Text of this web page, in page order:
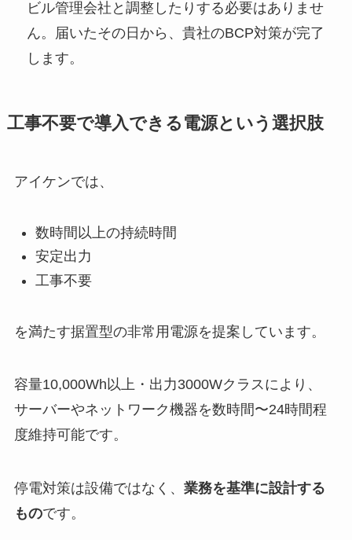
ビル管理会社と調整したりする必要はありませ
ん。届いたその日から、貴社のBCP対策が完了
します。
工事不要で導入できる電源という選択肢
アイケンでは、
数時間以上の持続時間
安定出力
工事不要
を満たす据置型の非常用電源を提案しています。
容量10,000Wh以上・出力3000Wクラスにより、
サーバーやネットワーク機器を数時間〜24時間程
度維持可能です。
停電対策は設備ではなく、 業務を基準に設計する
ものです。